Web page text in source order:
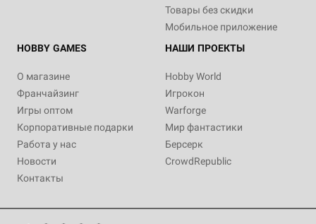
Товары без скидки
Мобильное приложение
HOBBY GAMES
О магазине
Франчайзинг
Игры оптом
Корпоративные подарки
Работа у нас
Новости
Контакты
НАШИ ПРОЕКТЫ
Hobby World
Игрокон
Warforge
Мир фантастики
Берсерк
CrowdRepublic